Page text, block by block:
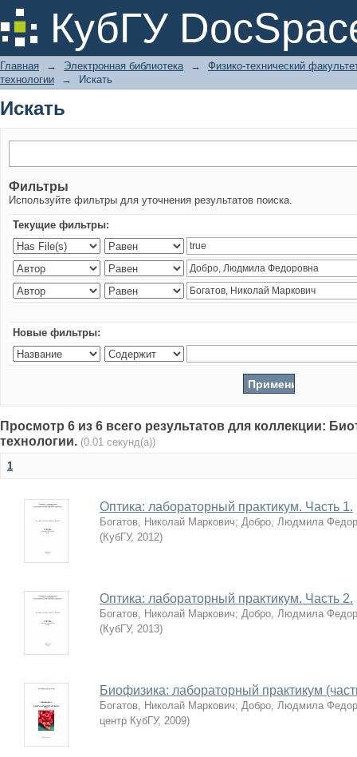
КубГУ
Искать
Главная → Электронная библиотека →
Физико-технический
технологии
→ Искать
Искать
Фильтры
Используйте фильтры для уточнения результатов поиска.
Текущие фильтры:
Новые фильтры:
Просмотр 6 из 6 всего результатов для коллекции:
технологии. (0.01 секунд(а))
1
Оптика: лабораторный практикум. Часть 1.
Богатов, Николай Маркович; Добро, Людмила
(КубГУ, 2012)
Оптика: лабораторный практикум. Часть 2.
Богатов, Николай Маркович; Добро, Людмила
(КубГУ, 2013)
Биофизика: лабораторный практикум
Богатов, Николай Маркович; Добро, Людмила
центр КубГУ, 2009)